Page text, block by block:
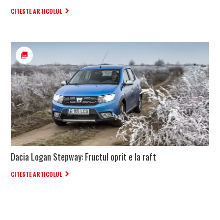
CITESTE ARTICOLUL
Dacia Logan Stepway: Fructul oprit e la raft
CITESTE ARTICOLUL